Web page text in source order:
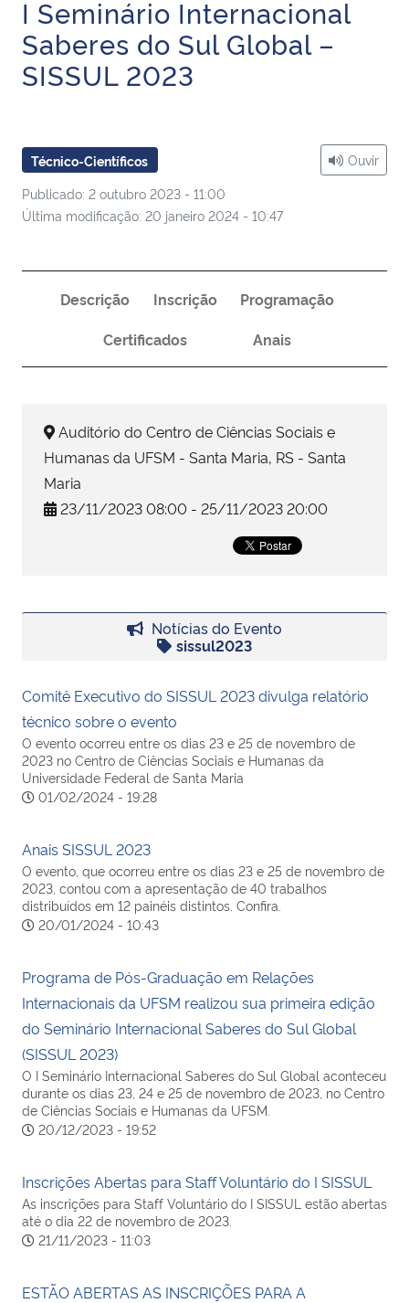
Ministério da Cidadania
Ministério da Saúde
Ministério da Ciência, Tecnologia, Inovações e Comunicações
Ministério do Meio Ambiente
Ministério do Desenvolvimento Regional
Secretaria-Geral
Secretaria de Governo
Planalto
I Seminário Internacional
Saberes do Sul Global –
SISSUL 2023
Técnico-Científicos
Publicado: 2 outubro 2023 - 11:00
Última modificação: 20 janeiro 2024 - 10:47
Ouvir
Descrição Inscrição
Programação
Certificados
Anais
Auditório do Centro de Ciências Sociais e
Humanas da UFSM - Santa Maria, RS - Santa
Maria
23/11/2023 08:00 - 25/11/2023 20:00
Notícias do Evento
sissul2023
Comitê Executivo do SISSUL 2023 divulga relatório
técnico sobre o evento
O evento ocorreu entre os dias 23 e 25 de novembro de
2023 no Centro de Ciências Sociais e Humanas da
Universidade Federal de Santa Maria
01/02/2024 - 19:28
Anais SISSUL 2023
O evento, que ocorreu entre os dias 23 e 25 de novembro de
2023, contou com a apresentação de 40 trabalhos
distribuídos em 12 painéis distintos. Confira.
20/01/2024 - 10:43
Programa de Pós-Graduação em Relações
Internacionais da UFSM realizou sua primeira edição
do Seminário Internacional Saberes do Sul Global
(SISSUL 2023)
O I Seminário Internacional Saberes do Sul Global aconteceu
durante os dias 23, 24 e 25 de novembro de 2023, no Centro
de Ciências Sociais e Humanas da UFSM.
20/12/2023 - 19:52
Inscrições Abertas para Staff Voluntário do I SISSUL
As inscrições para Staff Voluntário do I SISSUL estão abertas
até o dia 22 de novembro de 2023.
21/11/2023 - 11:03
ESTÃO ABERTAS AS INSCRIÇÕES PARA A